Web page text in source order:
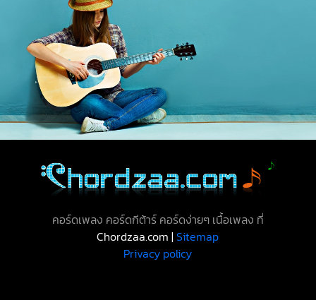
คอร์ดเพลง คอร์ดกีต้าร์ คอร์ดง่ายๆ เนื้อเพลง ที่
Chordzaa.com |Sitemap
Privacy policy